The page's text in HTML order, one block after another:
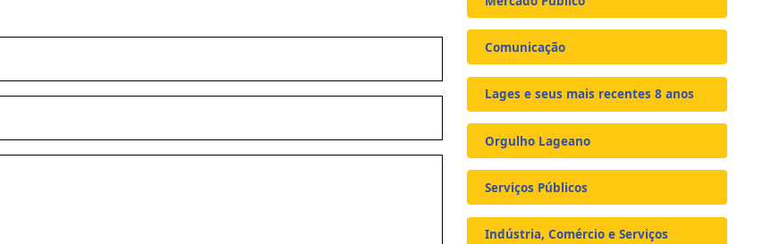
Comunicação
Lages e seus mais recentes 8 anos
Orgulho Lageano
Serviços Públicos
Indústria, Comércio e Serviços